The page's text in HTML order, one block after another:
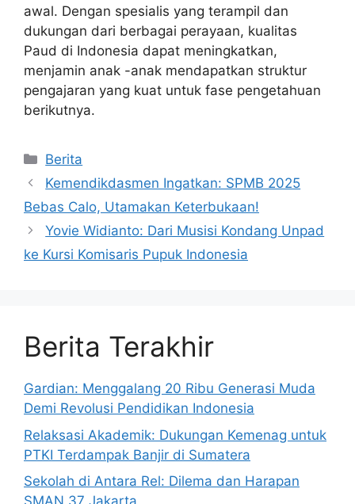
awal. Dengan spesialis yang terampil dan
dukungan dari berbagai perayaan, kualitas
Paud di Indonesia dapat meningkatkan,
menjamin anak -anak mendapatkan struktur
pengajaran yang kuat untuk fase pengetahuan
berikutnya.
Kategori
Berita
Kemendikdasmen Ingatkan: SPMB 2025
Bebas Calo, Utamakan Keterbukaan!
Yovie Widianto: Dari Musisi Kondang Unpad
ke Kursi Komisaris Pupuk Indonesia
Berita Terakhir
Gardian: Menggalang 20 Ribu Generasi Muda
Demi Revolusi Pendidikan Indonesia
Relaksasi Akademik: Dukungan Kemenag untuk
PTKI Terdampak Banjir di Sumatera
Sekolah di Antara Rel: Dilema dan Harapan
SMAN 37 Jakarta